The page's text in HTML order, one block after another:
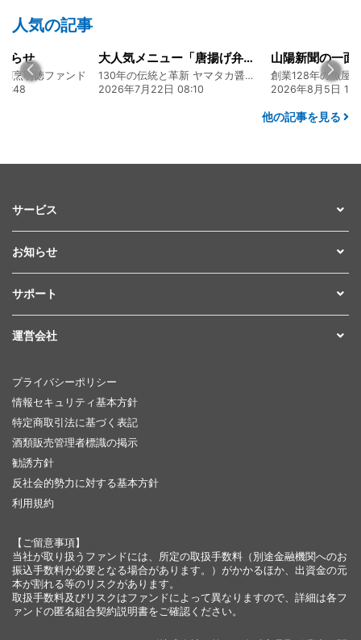
人気の記事
らせ
烹明徳ファンド
大人気メニュー「唐揚げ弁当」のレシピをご紹介します！
130年の伝統と革新 ヤマタカ醤油ファンド
2026年7月22日 08:10
2026年8月5日
他の記事を見る
サービス
お知らせ
サポート
運営会社
プライバシーポリシー
情報セキュリティ基本方針
特定商取引法に基づく表記
酒類販売管理者標識の掲示
勧誘方針
反社会的勢力に対する基本方針
利用規約
【ご留意事項】
当社が取り扱うファンドには、所定の取扱手数料（別途金融機関へのお
振込手数料が必要となる場合があります。）がかかるほか、出資金の元
本が割れる等のリスクがあります。
取扱手数料及びリスクはファンドによって異なりますので、詳細は各フ
ァンドの匿名組合契約説明書をご確認ください。